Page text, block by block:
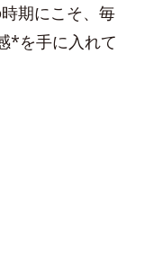
期にこそ、毎
*を手に入れて